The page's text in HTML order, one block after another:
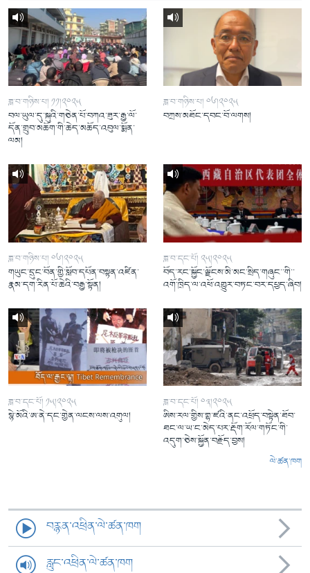
ཟླ་བ་གཉིས་པ། ༡༡།༢༠༢༥
བལ་ཡུལ་དུ་སྐུའི་གཅེན་པོ་བཀའ་ཟུར་རྒྱ་ལོ་
དོན་གྲུབ་མཆོག་གི་ཆེད་མཆོད་འབུལ་སྨོན་
ལམ།
ཟླ་བ་གཉིས་པ། ༠༦།༢༠༢༥
བཀྲས་མཐོང་དབང་བོ་ལགས།
ཟླ་བ་གཉིས་པ། ༠༦།༢༠༢༥
གཡུང་དྲུང་བོན་གྱི་སློབ་དཔོན་བསྟན་འཛིན་
རྣམ་དག་རིན་པོ་ཆེའི་བརྒྱ་སྟོན།
ཟླ་བ་དང་པོ། ༢༥།༢༠༢༥
བོད་རང་སྐྱོང་ལྗོངས་མི་མང་སྲིད་གཞུང་་གི་་
འགོ་ཁྲིད་ལ་འཕོ་འགྱུར་བཏང་བར་དཔྱད་ཞིབ།
ཟླ་བ་དང་པོ། ༡༥།༢༠༢༥
སྙེ་མོའི་ཨ་ནེ་དང་གྱེན་ལངས་ལས་འགུལ།
ཟླ་བ་དང་པོ། ༠༣།༢༠༢༥
ཨིས་རལ་གྱིས་གྷ་ཛའི་ནང་འཕྲོད་བསྟེན་ཐོབ་
ཐང་ལ་ཡ་ང་མེད་པར་རྡོག་རོལ་གཏོང་གི་
འདུག་ཅེས་སྐྱོན་བརྗོད་བྱས།
ལེ་ཚན་ཁག
བརྙན་འཕྲིན་ལེ་ཚན་ཁག
རླུང་འཕྲིན་ལེ་ཚན་ཁག